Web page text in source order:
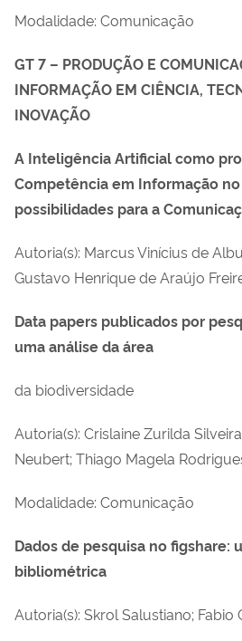
Modalidade: Comunicação
GT 7 – PRODUÇÃO E
INFORMAÇÃO EM CIÊNCIA,
INOVAÇÃO
A Inteligência Artificial como
Competência em Informação
possibilidades para a
Autoria(s): Marcus Vinícius de
Gustavo Henrique de Araújo
Data papers publicados por
uma análise da área
da biodiversidade
Autoria(s): Crislaine Zurilda
Neubert;Thiago Magela
Modalidade: Comunicação
Dados de pesquisa no figshare:
bibliométrica
Autoria(s): Skrol Salustiano; Fabio